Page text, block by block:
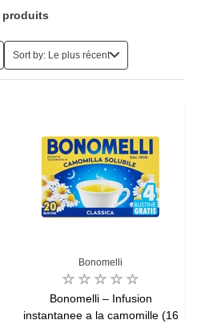
produits
Sort by: Le plus récent
Bonomelli
Bonomelli – Infusion
instantanee a la camomille (16